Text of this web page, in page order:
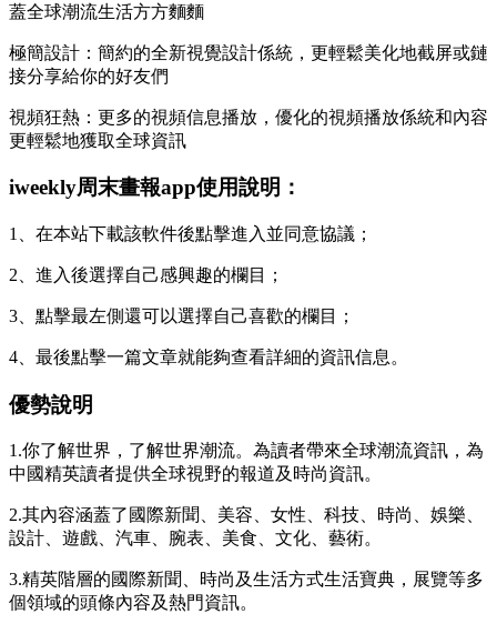
蓋全球潮流生活方方麵麵
極簡設計：簡約的全新視覺設計係統，更輕鬆美化地截屏或鏈
接分享給你的好友們
視頻狂熱：更多的視頻信息播放，優化的視頻播放係統和內容
更輕鬆地獲取全球資訊
iweekly周末畫報app使用說明：
1、在本站下載該軟件後點擊進入並同意協議；
2、進入後選擇自己感興趣的欄目；
3、點擊最左側還可以選擇自己喜歡的欄目；
4、最後點擊一篇文章就能夠查看詳細的資訊信息。
優勢說明
1.你了解世界，了解世界潮流。為讀者帶來全球潮流資訊，為
中國精英讀者提供全球視野的報道及時尚資訊。
2.其內容涵蓋了國際新聞、美容、女性、科技、時尚、娛樂、
設計、遊戲、汽車、腕表、美食、文化、藝術。
3.精英階層的國際新聞、時尚及生活方式生活寶典，展覽等多
個領域的頭條內容及熱門資訊。